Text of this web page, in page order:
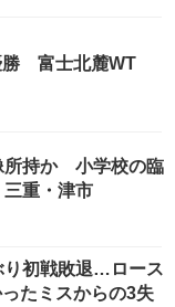
勝 富士北麓WT
所持か 小学校の臨
重・津市
り初戦敗退…ロース
たミスからの3失